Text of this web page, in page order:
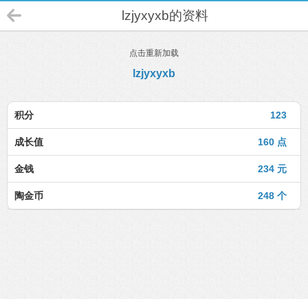
lzjyxyxb的资料
点击重新加载
lzjyxyxb
123
积分
160 点
成长值
234 元
金钱
248 个
陶金币